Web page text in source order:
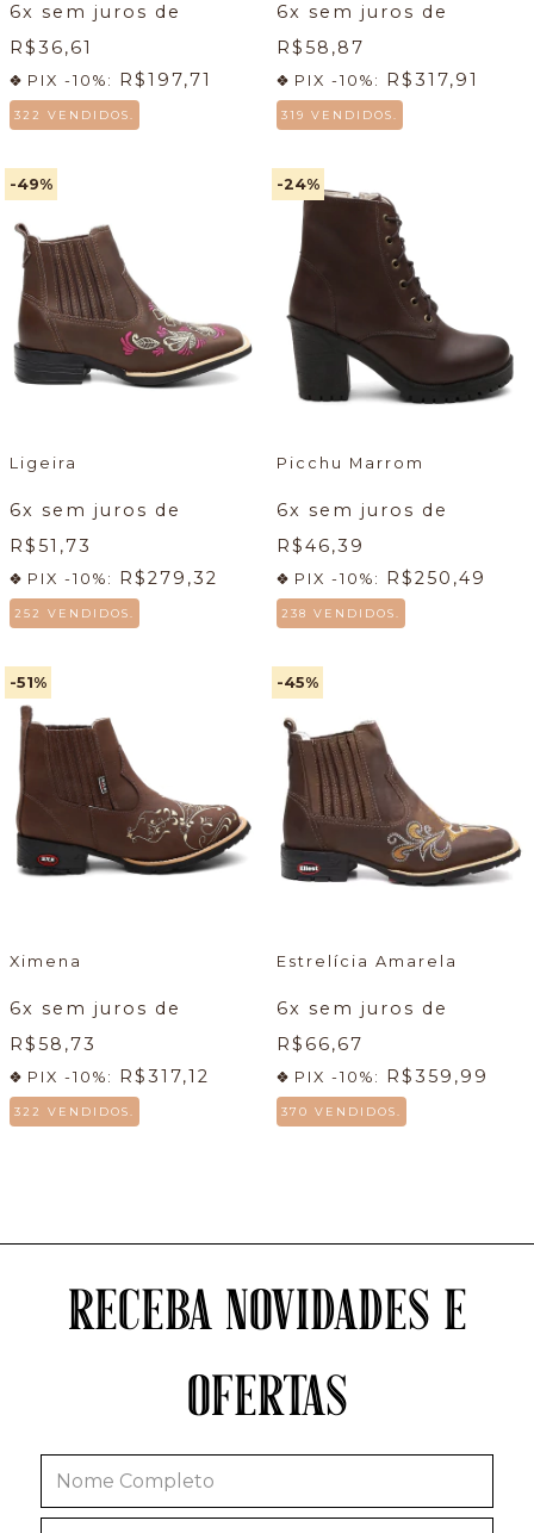
6x sem juros de
R$36,61
PIX -10%: R$197,71
322 VENDIDOS.
6x sem juros de
R$58,87
PIX -10%: R$317,91
319 VENDIDOS.
-49%
Ligeira
6x sem juros de
R$51,73
PIX -10%: R$279,32
252 VENDIDOS.
-24%
Picchu Marrom
6x sem juros de
R$46,39
PIX -10%: R$250,49
238 VENDIDOS.
-51%
Ximena
6x sem juros de
R$58,73
PIX -10%: R$317,12
322 VENDIDOS.
-45%
Estrelícia Amarela
6x sem juros de
R$66,67
PIX -10%: R$359,99
370 VENDIDOS.
RECEBA NOVIDADES E
OFERTAS